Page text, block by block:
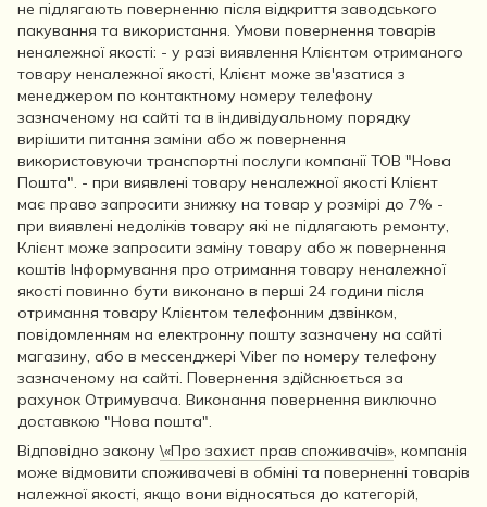
не підлягають поверненню після відкриття заводського
пакування та використання. Умови повернення товарів
неналежної якості: - у разі виявлення Клієнтом отриманого
товару неналежної якості, Клієнт може зв'язатися з
менеджером по контактному номеру телефону
зазначеному на сайті та в індивідуальному порядку
вирішити питання заміни або ж повернення
використовуючи транспортні послуги компанії ТОВ "Нова
Пошта". - при виявлені товару неналежної якості Клієнт
має право запросити знижку на товар у розмірі до 7% -
при виявлені недоліків товару які не підлягають ремонту,
Клієнт може запросити заміну товару або ж повернення
коштів Інформування про отримання товару неналежної
якості повинно бути виконано в перші 24 години після
отримання товару Клієнтом телефонним дзвінком,
повідомленням на електронну пошту зазначену на сайті
магазину, або в мессенджері Viber по номеру телефону
зазначеному на сайті. Повернення здійснюється за
рахунок Отримувача. Виконання повернення виключно
доставкою "Нова пошта".
Відповідно закону\«Про захист прав споживачів», компанія
може відмовити споживачеві в обміні та поверненні товарів
належної якості, якщо вони відносяться до категорій,